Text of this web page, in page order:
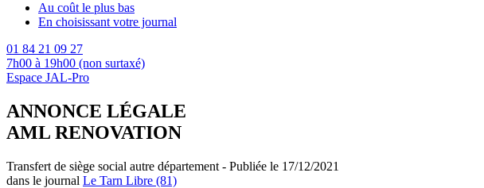
Au coût le plus bas
En choisissant votre journal
01 84 21 09 27
7h00 à 19h00 (non surtaxé)
Espace JAL-Pro
ANNONCE LÉGALE
AML RENOVATION
Transfert de siège social autre département - Publiée le 17/12/2021
dans le journal Le Tarn Libre (81)